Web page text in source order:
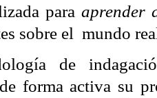
para aprender
sobre el mundo
de
forma activa su